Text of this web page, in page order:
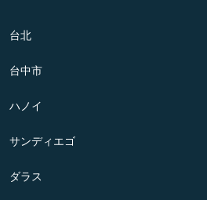
台北
台中市
ハノイ
サンディエゴ
ダラス